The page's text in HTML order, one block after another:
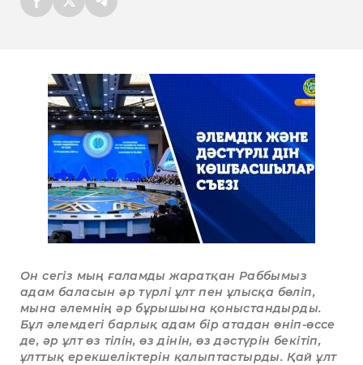
Он сегіз мың ғаламды жаратқан Раббымыз
адам баласын әр түрлі ұлт пен ұлысқа бөліп,
мына әлемнің әр бұрышына қоныстандырды.
Бұл әлемдегі барлық адам бір атадан өніп-өссе
де, әр ұлт өз тілін, өз дінін, өз дәстүрін бекітіп,
ұлттық ерекшеліктерін қалыптастырды. Қай ұлт